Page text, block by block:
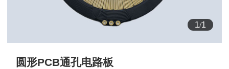
1/1
圆形PCB通孔电路板